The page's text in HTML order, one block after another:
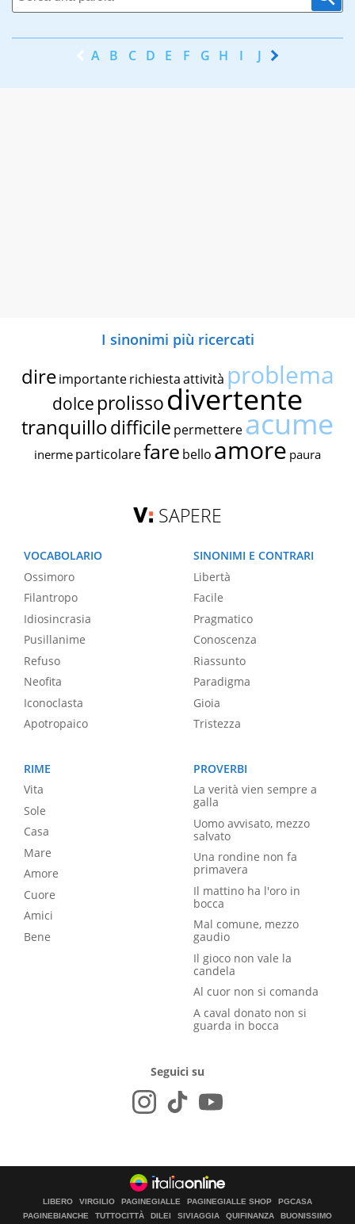
A B C D E F G H I J K
I sinonimi più ricercati
dire importante richiestaattività problema
dolce prolissodivertente
tranquillodifficile permettereacume
inerme particolarefare bello amore paura
SAPERE
VOCABOLARIO
Ossimoro
Filantropo
Idiosincrasia
Pusillanime
Refuso
Neofita
Iconoclasta
Apotropaico
SINONIMI E CONTRARI
Libertà
Facile
Pragmatico
Conoscenza
Riassunto
Paradigma
Gioia
Tristezza
RIME
Vita
Sole
Casa
Mare
Amore
Cuore
Amici
Bene
PROVERBI
La verità vien sempre a
galla
Uomo avvisato, mezzo
salvato
Una rondine non fa
primavera
Il mattino ha l'oro in
bocca
Mal comune, mezzo
gaudio
Il gioco non vale la
candela
Al cuor non si comanda
A caval donato non si
guarda in bocca
Seguici su
LIBERO VIRGILIO PAGINEGIALLE PAGINEGIALLE SHOP
PGCASA
PAGINEBIANCHE
TUTTOCITTÀ DILEI SIVIAGGIA QUIFINANZA BUONISSIMO